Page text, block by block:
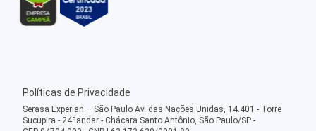
Políticas de Privacidade
Serasa Experian – São Paulo Av. das Nações Unidas, 14.401 - Torre
Sucupira - 24ºandar - Chácara Santo Antônio, São Paulo/SP -